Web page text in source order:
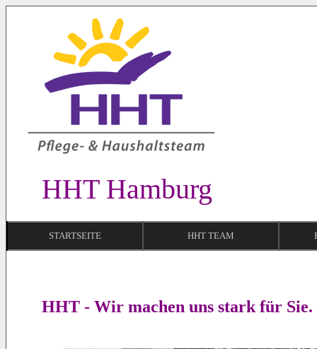
HHT Hamburg
STARTSEITE HHT TEAM
HHT - Wir machen uns stark für Sie.